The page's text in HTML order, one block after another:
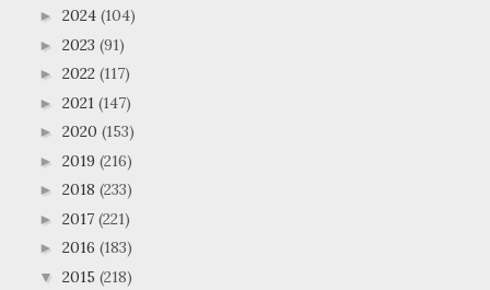
► 2024 (104)
► 2023 (91)
► 2022 (117)
► 2021 (147)
► 2020 (153)
► 2019 (216)
► 2018 (233)
► 2017 (221)
► 2016 (183)
▼ 2015 (218)